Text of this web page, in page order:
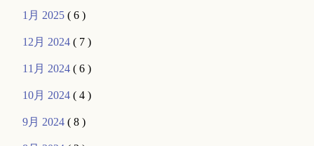
1月 2025( 6 )
12月 2024( 7 )
11月 2024( 6 )
10月 2024( 4 )
9月 2024( 8 )